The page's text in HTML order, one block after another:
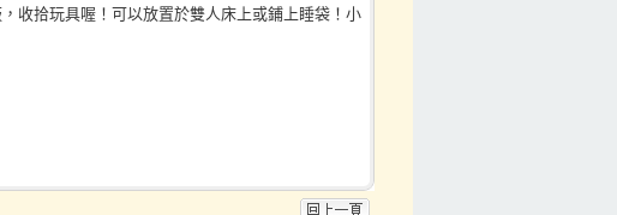
收拾玩具喔！可以放置於雙人床上或鋪上睡袋！小